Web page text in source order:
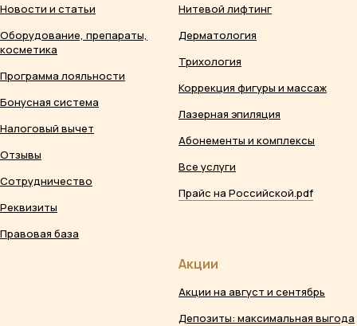
Новости и статьи
Оборудование, препараты,
косметика
Программа лояльности
Бонусная система
Налоговый вычет
Отзывы
Сотрудничество
Реквизиты
Правовая база
Нитевой лифтинг
Дерматология
Трихология
Коррекция фигуры и массаж
Лазерная эпиляция
Абонементы и комплексы
Все услуги
Прайс на Российской.pdf
Акции
Акции на август и сентябрь
Депозиты: максимальная выгода